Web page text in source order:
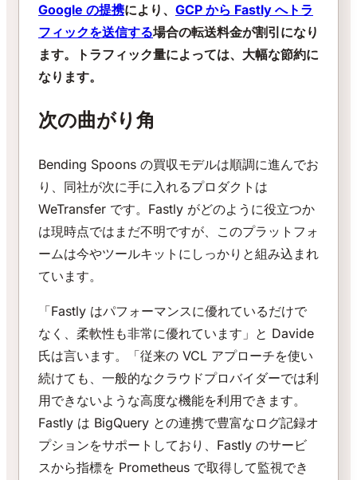
Google の提携により、 GCP から Fastly へトラ
フィックを送信する場合の転送料金が割引になり
ます。トラフィック量によっては、大幅な節約に
なります。
次の曲がり角
Bending Spoons の買収モデルは順調に進んでお
り、同社が次に手に入れるプロダクトは
WeTransfer です。Fastly がどのように役立つか
は現時点ではまだ不明ですが、このプラットフォ
ームは今やツールキットにしっかりと組み込まれ
ています。
「Fastly はパフォーマンスに優れているだけで
なく、柔軟性も非常に優れています」と Davide
氏は言います。「従来の VCL アプローチを使い
続けても、一般的なクラウドプロバイダーでは利
用できないような高度な機能を利用できます。
Fastly は BigQuery との連携で豊富なログ記録オ
プションをサポートしており、Fastly のサービ
スから指標を Prometheus で取得して監視でき